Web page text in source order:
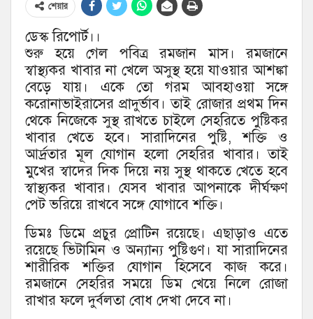
শেয়ার
ডেস্ক রিপোর্ট।।
শুরু হয়ে গেল পবিত্র রমজান মাস। রমজানে
স্বাস্থ্যকর খাবার না খেলে অসুস্থ হয়ে যাওয়ার আশঙ্কা
বেড়ে যায়। একে তো গরম আবহাওয়া সঙ্গে
করোনাভাইরাসের প্রাদুর্ভাব। তাই রোজার প্রথম দিন
থেকে নিজেকে সুস্থ রাখতে চাইলে সেহরিতে পুষ্টিকর
খাবার খেতে হবে। সারাদিনের পুষ্টি, শক্তি ও
আর্দ্রতার মূল যোগান হলো সেহরির খাবার। তাই
মুখের স্বাদের দিক দিয়ে নয় সুস্থ থাকতে খেতে হবে
স্বাস্থ্যকর খাবার। যেসব খাবার আপনাকে দীর্ঘক্ষণ
পেট ভরিয়ে রাখবে সঙ্গে যোগাবে শক্তি।
ডিমঃ ডিমে প্রচুর প্রোটিন রয়েছে। এছাড়াও এতে
রয়েছে ভিটামিন ও অন্যান্য পুষ্টিগুণ। যা সারাদিনের
শারীরিক শক্তির যোগান হিসেবে কাজ করে।
রমজানে সেহরির সময়ে ডিম খেয়ে নিলে রোজা
রাখার ফলে দুর্বলতা বোধ দেখা দেবে না।